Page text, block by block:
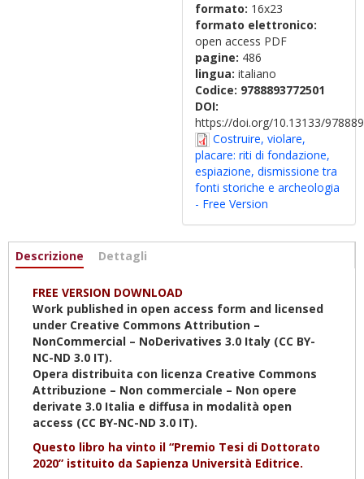
formato: 16x23
formato elettronico:
open access PDF
pagine: 486
lingua: italiano
Codice: 9788893772501
DOI:
https://doi.org/10.13133/
Costruire, violare,
placare: riti di fondazione,
espiazione, dismissione tra
fonti storiche e archeologia
- Free Version
Informazioni
Descrizione (scheda
Dettagli
FREE VERSION DOWNLOAD
Work published in open access form and licensed
under Creative Commons Attribution –
NonCommercial – NoDerivatives 3.0 Italy (CC BY-
NC-ND 3.0 IT).
Opera distribuita con licenza Creative Commons
Attribuzione – Non commerciale – Non opere
derivate 3.0 Italia e diffusa in modalità open
access (CC BY-NC-ND 3.0 IT).
Questo libro ha vinto il “Premio Tesi di Dottorato
2020” istituito da Sapienza Università Editrice.